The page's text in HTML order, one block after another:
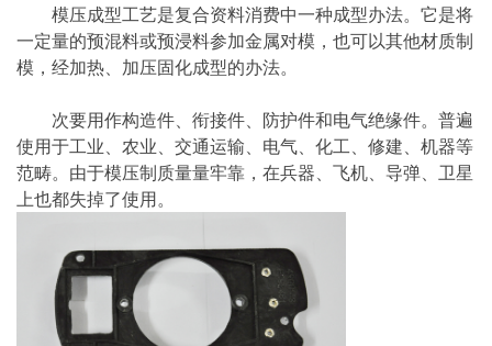
模压成型工艺是复合资料消费中一种成型办法。它是将
一定量的预混料或预浸料参加金属对模，也可以其他材质制
模，经加热、加压固化成型的办法。
次要用作构造件、衔接件、防护件和电气绝缘件。普遍
使用于工业、农业、交通运输、电气、化工、修建、机器等
范畴。由于模压制质量量牢靠，在兵器、飞机、导弹、卫星
上也都失掉了使用。